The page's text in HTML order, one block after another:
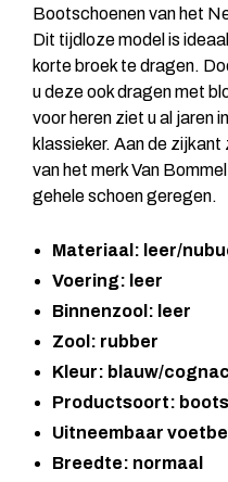
Bootschoenen van het
Dit tijdloze model is
korte broek te dragen.
u deze ook dragen met
voor heren ziet u al jaren
klassieker. Aan de
van het merk Van
gehele schoen geregen.
Materiaal: leer/
Voering: leer
Binnenzool: leer
Zool: rubber
Kleur: blauw/cognac
Productsoort:
Uitneembaar
Breedte: normaal